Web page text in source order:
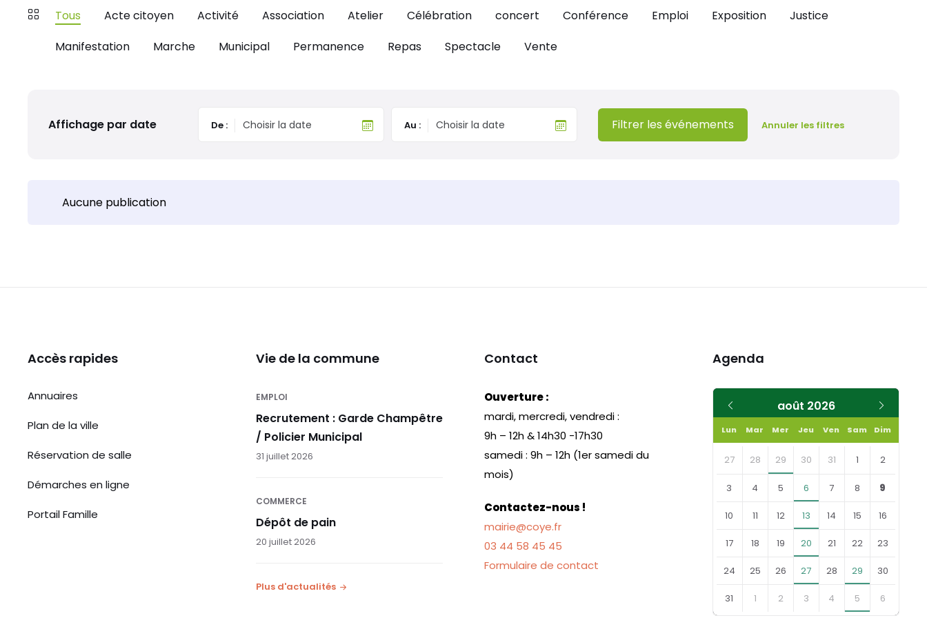
Tous Acte citoyen Activité Association Atelier Célébration concert Conférence Emploi Exposition
Justice
Manifestation
Marche Municipal Permanence Repas Spectacle Vente
Affichage par date De : Au : Filtrer les événements Annuler les filtres
Aucune publication
Accès rapides
Annuaires
Plan de la ville
Réservation de salle
Démarches en ligne
Portail Famille
Vie de la commune
EMPLOI
Recrutement : Garde Champêtre
/ Policier Municipal
31 juillet 2026
COMMERCE
Dépôt de pain
20 juillet 2026
Plus d'actualités
Contact
Ouverture :
mardi, mercredi, vendredi :
9h – 12h & 14h30 -17h30
samedi : 9h – 12h (1er samedi du
mois)
Contactez-nous !
mairie@coye.fr
03 44 58 45 45
Formulaire de contact
Agenda
août 2026
précédent
suivant
Lun Mar Mer Jeu Ven Sam Dim
Skip
calendar
27 28 29 30 31 1 2
3 4 5 6 7 8 9
10 11 12 13 14 15 16
17 18 19 20 21 22 23
24 25 26 27 28 29 30
31 1 2 3 4 5 6